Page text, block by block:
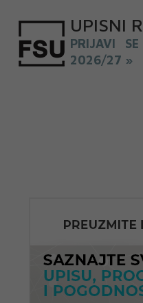
UPISNI
PRIJAVI
2026/27 »